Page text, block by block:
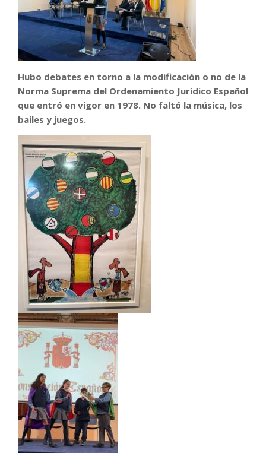
Hubo debates en torno a la modificación o no de la
Norma Suprema del Ordenamiento Jurídico Español
que entró en vigor en 1978. No faltó la música, los
bailes y juegos.